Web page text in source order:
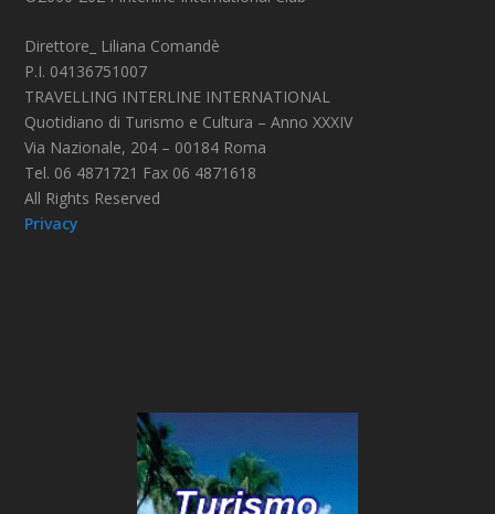
Direttore_ Liliana Comandè
P.I. 04136751007
TRAVELLING INTERLINE INTERNATIONAL
Quotidiano di Turismo e Cultura – Anno XXXIV
Via Nazionale, 204 – 00184 Roma
Tel. 06 4871721 Fax 06 4871618
All Rights Reserved
Privacy